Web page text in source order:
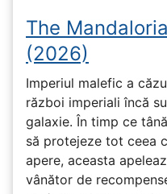
The
(2026)
Imperiul malefic a
război imperiali încă
galaxie. În timp ce
să protejeze tot ceea
apere, aceasta
vânător de